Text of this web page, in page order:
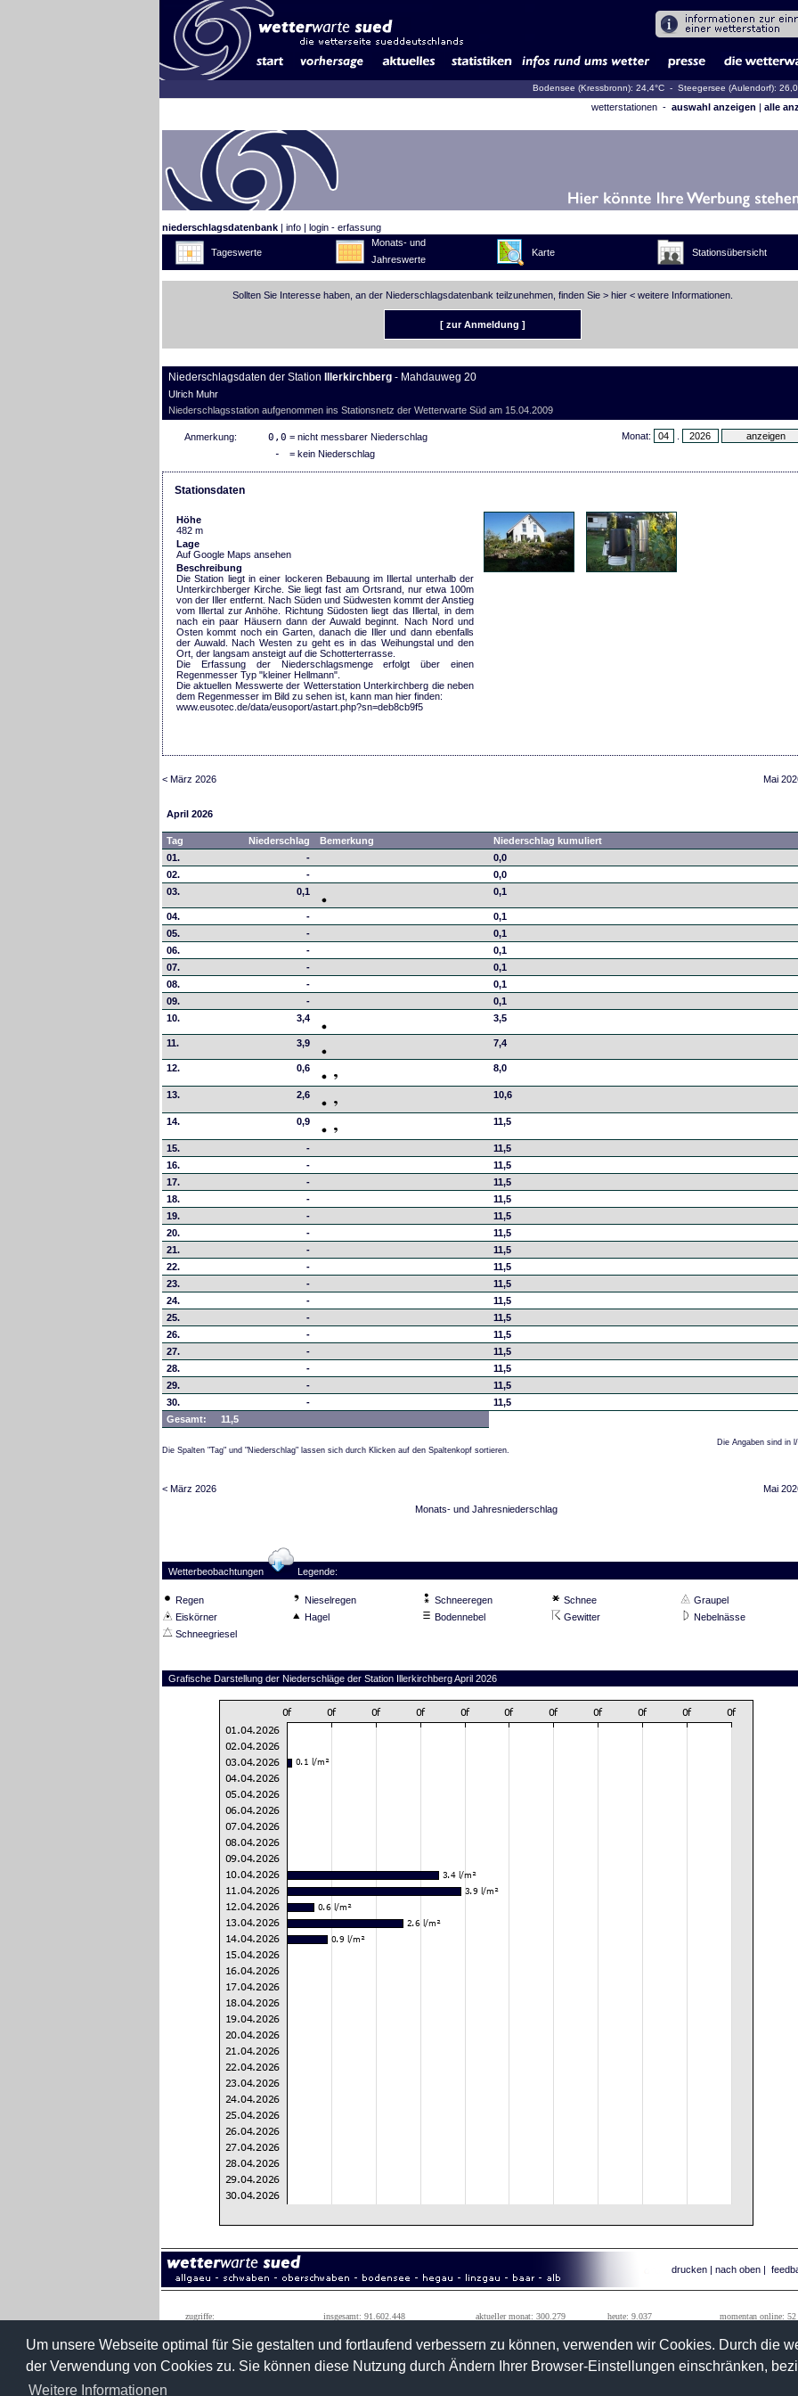
Um unsere Webseite optimal für Sie gestalten und fortlaufend verbessern zu können, verwenden wir Cookies. Durch die
der Verwendung von Cookies zu. Sie können diese Nutzung durch Ändern Ihrer Browser-Einstellungen einschränken,
Weitere Informationen
Bodensee (Kressbronn): 24,4°C - Steegersee (Aulendorf):
wetterstationen - auswahl anzeigen | alle
niederschlagsdatenbank| info| login - erfassung
Tageswerte
Monats- und
Jahreswerte
Karte Stationsübersicht
Sollten Sie Interesse haben, an der Niederschlagsdatenbank teilzunehmen, finden Sie > hier< weitere Informationen.
[ zur Anmeldung ]
Niederschlagsdaten der Station Illerkirchberg- Mahdauweg 20
Ulrich Muhr
Niederschlagsstation aufgenommen ins Stationsnetz der Wetterwarte Süd am 15.04.2009
Monat:
Anmerkung: 0,0 = nicht messbarer Niederschlag
- = kein Niederschlag
Stationsdaten
Höhe
482 m
Lage
Auf Google Maps ansehen
Beschreibung
Die Station liegt in einer lockeren Bebauung im Illertal unterhalb der
Unterkirchberger Kirche. Sie liegt fast am Ortsrand, nur etwa 100m
von der Iller entfernt. Nach Süden und Südwesten kommt der Anstieg
vom Illertal zur Anhöhe. Richtung Südosten liegt das Illertal, in dem
nach ein paar Häusern dann der Auwald beginnt. Nach Nord und
Osten kommt noch ein Garten, danach die Iller und dann ebenfalls
der Auwald. Nach Westen zu geht es in das Weihungstal und den
Ort, der langsam ansteigt auf die Schotterterrasse.
Die Erfassung der Niederschlagsmenge erfolgt über einen
Regenmesser Typ "kleiner Hellmann".
Die aktuellen Messwerte der Wetterstation Unterkirchberg die neben
dem Regenmesser im Bild zu sehen ist, kann man hier finden:
www.eusotec.de/data/eusoport/astart.php?sn=deb8cb9f5
< März 2026 Mai
April 2026
Tag Niederschlag Bemerkung
Niederschlag kumuliert
01.
-
0,0
02.
-
0,0
03.
0,1 0,1
04. -
0,1
05.
-
0,1
06.
-
0,1
07.
-
0,1
08.
-
0,1
09.
-
0,1
10.
3,4 3,5
11. 3,9 7,4
12. 0,6 8,0
13. 2,6 10,6
14. 0,9 11,5
15. -
11,5
16.
-
11,5
17.
-
11,5
18.
-
11,5
19.
-
11,5
20.
-
11,5
21.
-
11,5
22.
-
11,5
23.
-
11,5
24.
-
11,5
25.
-
11,5
26.
-
11,5
27.
-
11,5
28.
-
11,5
29.
-
11,5
30.
-
11,5
Gesamt:
11,5
Die Spalten "Tag" und "Niederschlag" lassen sich durch Klicken auf den Spaltenkopf sortieren.
Die Angaben sind in l/
< März 2026
Mai
Monats- und Jahresniederschlag
Wetterbeobachtungen Legende:
Regen Nieselregen Schneeregen Schnee
Graupel
Eiskörner
Hagel Bodennebel Gewitter
Nebelnässe
Schneegriesel
Grafische Darstellung der Niederschläge der Station Illerkirchberg April 2026
drucken| nach oben|
zugriffe: insgesamt: 91.602.448 aktueller monat: 300.279 heute: 9.037
momentan online: 52